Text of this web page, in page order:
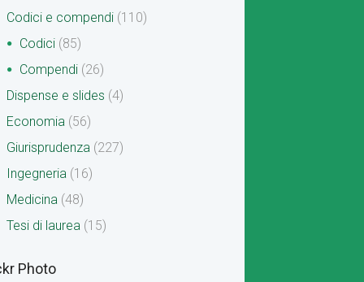
Codici e compendi (110)
Codici (85)
Compendi (26)
Dispense e slides (4)
Economia (56)
Giurisprudenza (227)
Ingegneria (16)
Medicina (48)
Tesi di laurea (15)
Photo